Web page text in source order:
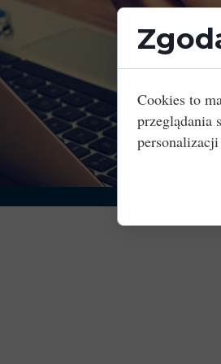
Cookies to
przeglądania